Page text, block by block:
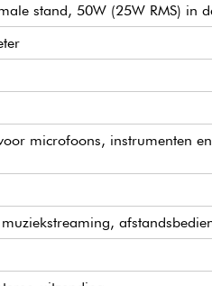
stand, 50W (25W RMS) in
microfoons, instrumenten